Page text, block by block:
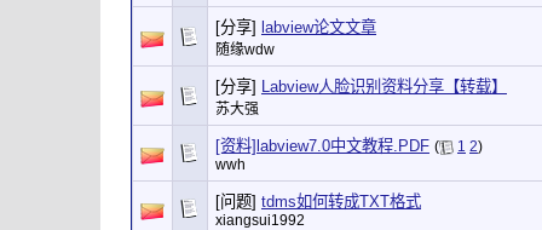
[分享] labview论文文章
随缘wdw
[分享] Labview人脸识别资料分享【转载】
苏大强
[资料]labview7.0中文教程.PDF ( 1 2)
wwh
[问题] tdms如何转成TXT格式
xiangsui1992